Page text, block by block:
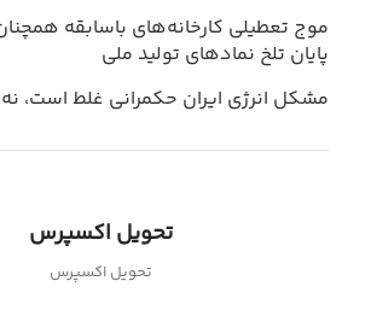
موج تعطیلی کارخانه‌های باسابقه
پایان تلخ نمادهای تولید ملی
مشکل انرژی ایران حکمرانی غلط است،
تحویل اکسپرس
تحویل اکسپرس